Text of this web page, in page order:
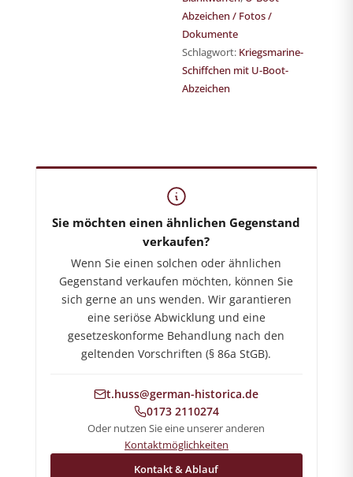
Abzeichen / Fotos /
Dokumente
Schlagwort: Kriegsmarine-
Schiffchen mit U-Boot-
Abzeichen
Sie möchten einen ähnlichen Gegenstand
verkaufen?
Wenn Sie einen solchen oder ähnlichen
Gegenstand verkaufen möchten, können Sie
sich gerne an uns wenden. Wir garantieren
eine seriöse Abwicklung und eine
gesetzeskonforme Behandlung nach den
geltenden Vorschriften (§ 86a StGB).
t.huss@german-historica.de
0173 2110274
Oder nutzen Sie eine unserer anderen
Kontaktmöglichkeiten
Kontakt & Ablauf